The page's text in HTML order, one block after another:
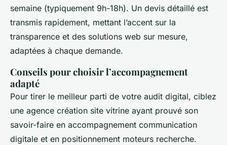
semaine (typiquement 9h-18h). Un devis détaillé est
transmis rapidement, mettant l’accent sur la
transparence et des solutions web sur mesure,
adaptées à chaque demande.
Conseils pour choisir l’accompagnement
adapté
Pour tirer le meilleur parti de votre audit digital, ciblez
une agence création site vitrine ayant prouvé son
savoir-faire en accompagnement communication
digitale et en positionnement moteurs recherche.